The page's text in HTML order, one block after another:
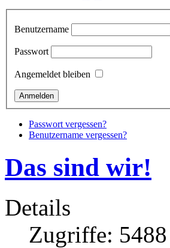
Benutzername
Passwort
Angemeldet bleiben
Passwort vergessen?
Benutzername vergessen?
Das sind wir!
Details
Zugriffe: 5488